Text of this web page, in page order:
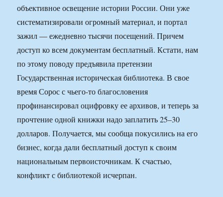
объективное освещение истории России. Они уже
систематизировали огромный материал, и портал
зажил — ежедневно тысячи посещений. Причем
доступ ко всем документам бесплатный. Кстати, нам
по этому поводу предъявила претензии
Государственная историческая библиотека. В свое
время Сорос с чьего-то благословения
профинансировал оцифровку ее архивов, и теперь за
прочтение одной книжки надо заплатить 25–30
долларов. Получается, мы сообща покусились на его
бизнес, когда дали бесплатный доступ к своим
национальным первоисточникам. К счастью,
конфликт с библиотекой исчерпан.